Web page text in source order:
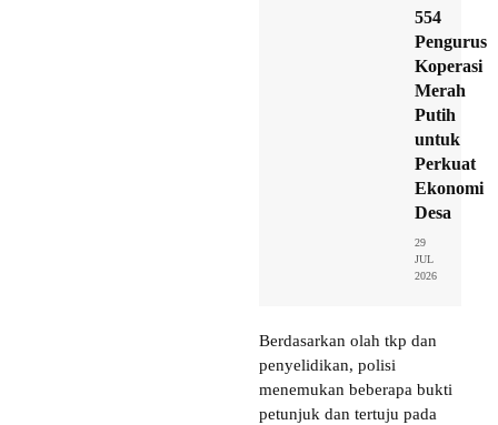
554
Pengurus
Koperasi
Merah
Putih
untuk
Perkuat
Ekonomi
Desa
29
JUL
2026
Berdasarkan olah tkp dan
penyelidikan, polisi
menemukan beberapa bukti
petunjuk dan tertuju pada